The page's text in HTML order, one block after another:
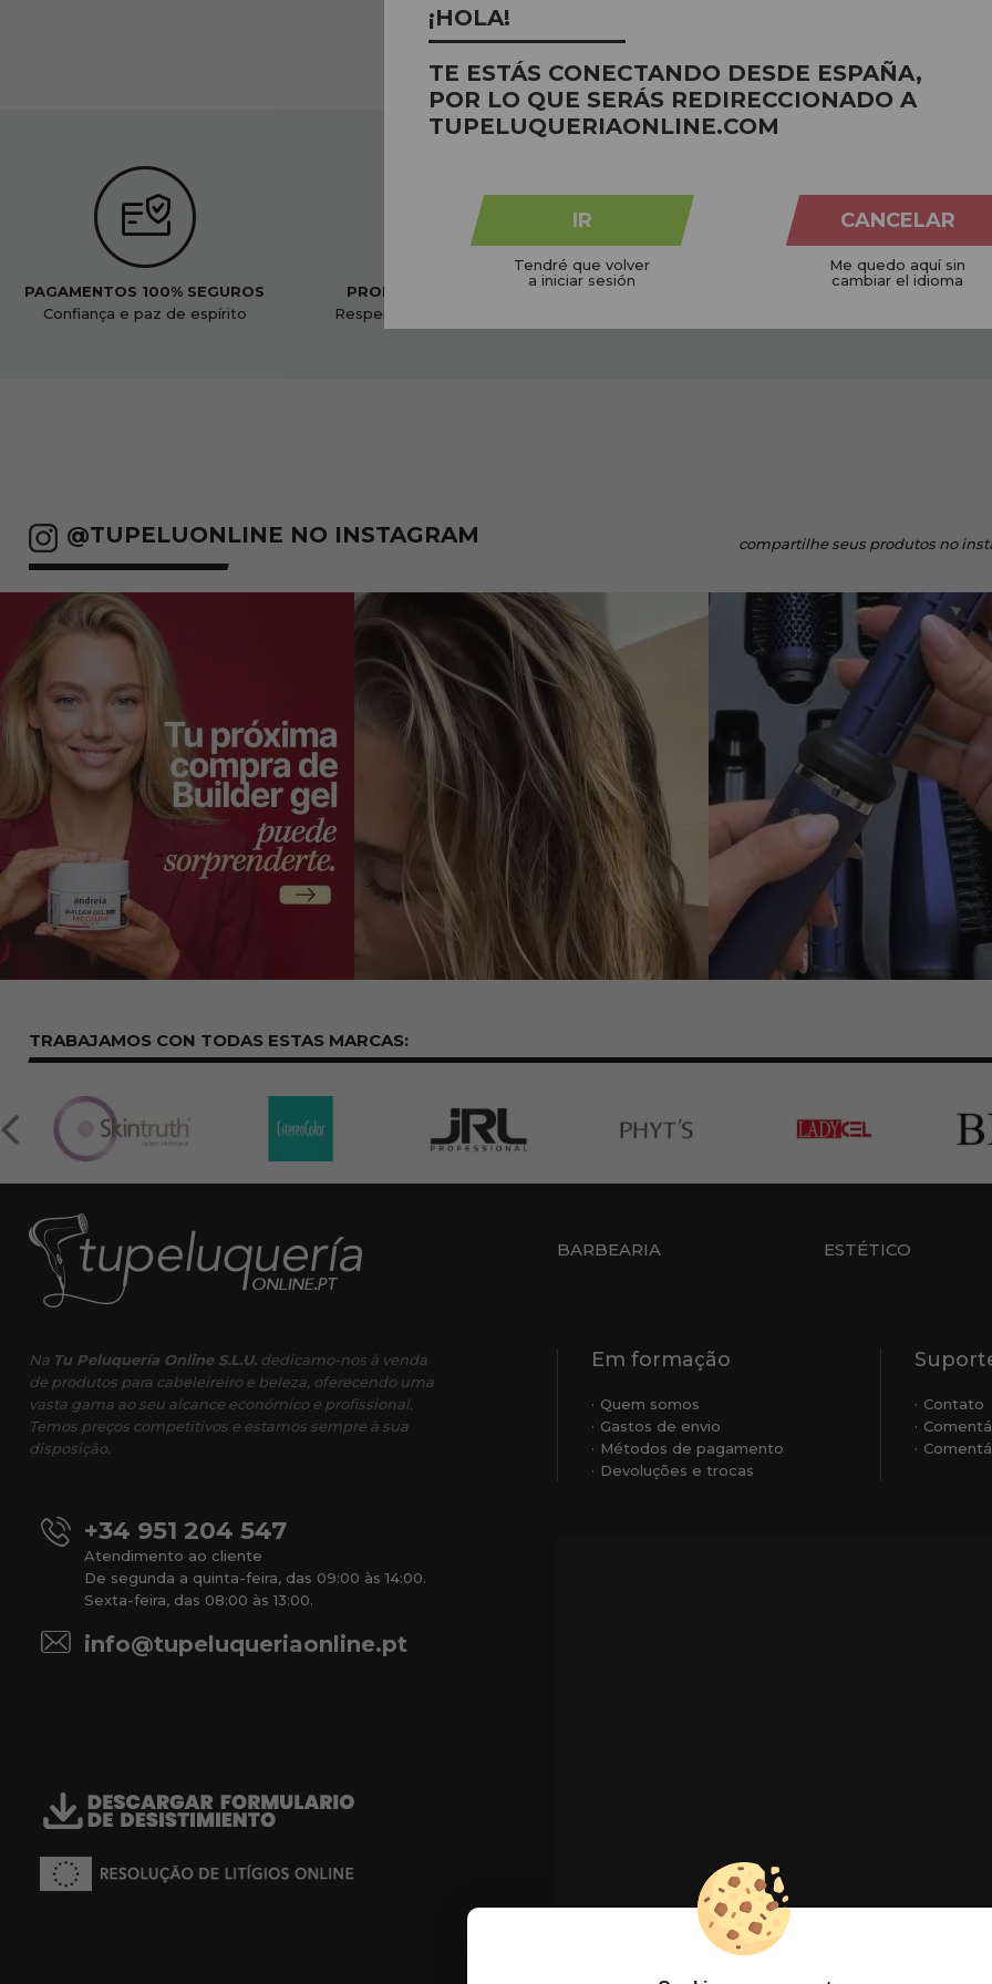
PAGAMENTOS 100% SEGUROS
Confiança e paz de espírito
PRODUTOS ORGÂNICOS
Respeitoso ao nosso planeta
@TUPELUONLINE NO INSTAGRAM compartilheseus produtos no
TRABAJAMOS CON TODAS ESTASMARCAS:
BARBEARIA ESTÉTICO
Na Tu Peluquería Online S.L.U.dedicamo-nos à venda
de produtos para cabeleireiro e beleza, oferecendo uma
vasta gama ao seu alcance económico e profissional.
Temos preços competitivos e estamos sempre à sua
disposição.
+34 951 204 547
Atendimento ao cliente
De segunda a quinta-feira, das 09:00 às 14:00.
Sexta-feira, das 08:00 às 13:00.
info@tupeluqueriaonline.pt
Em formação
Quem somos
Gastos de envio
Métodos de pagamento
Devoluções e trocas
Contato
¡HOLA!
TE ESTÁS CONECTANDO DESDE ESPAÑA,
POR LO QUE SERÁS REDIRECCIONADO A
TUPELUQUERIAONLINE.COM
IR
Tendré que volver
a iniciar sesión
CANCELAR
Me quedo aquí sin
cambiar el idioma